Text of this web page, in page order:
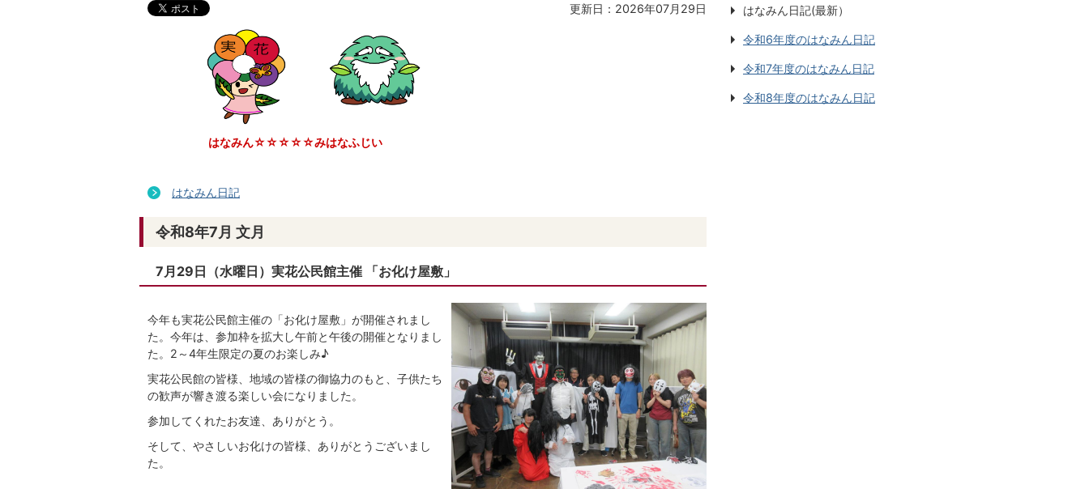
更新日：2026年07月29日
はなみん☆☆☆☆☆みはなふじい
はなみん日記
令和8年7月 文月
7月29日（水曜日）実花公民館主催 「お化け屋敷」
今年も実花公民館主催の「お化け屋敷」が開催されまし
た。今年は、参加枠を拡大し午前と午後の開催となりまし
た。2～4年生限定の夏のお楽しみ♪
実花公民館の皆様、地域の皆様の御協力のもと、子供たち
の歓声が響き渡る楽しい会になりました。
参加してくれたお友達、ありがとう。
そして、やさしいお化けの皆様、ありがとうございまし
た。
はなみん日記(最新）
令和6年度のはなみん日記
令和7年度のはなみん日記
令和8年度のはなみん日記